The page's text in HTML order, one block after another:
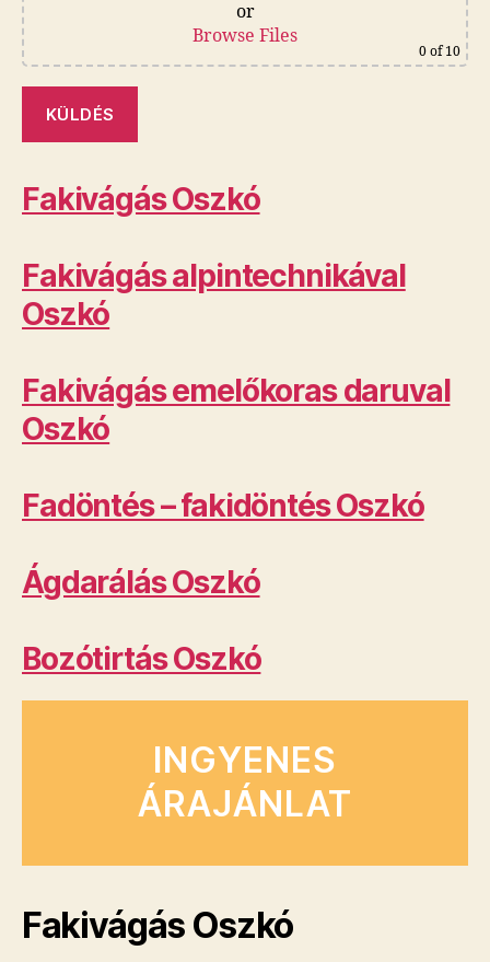
or
Browse Files
0 of 10
Fakivágás Oszkó
Fakivágás alpintechnikával
Oszkó
Fakivágás emelőkoras daruval
Oszkó
Fadöntés – fakidöntés Oszkó
Ágdarálás Oszkó
Bozótirtás Oszkó
INGYENES
ÁRAJÁNLAT
Fakivágás Oszkó